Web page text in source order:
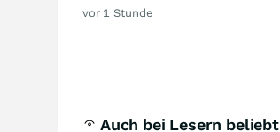
vor 1 Stunde
Auch bei Lesern beliebt